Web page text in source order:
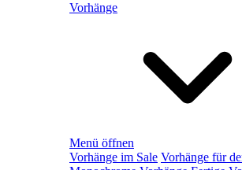
Vorhänge
Menü öffnen
Vorhänge im Sale Vorhänge für